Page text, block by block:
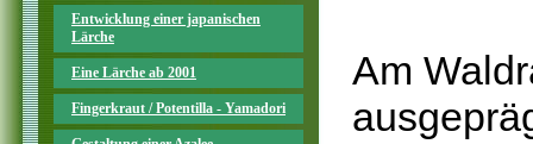
Entwicklung einer japanischen
Lärche
Eine Lärche ab 2001
Fingerkraut / Potentilla - Yamadori
Am